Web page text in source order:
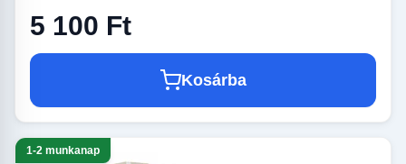
5 100 Ft
Kosárba
1-2 munkanap